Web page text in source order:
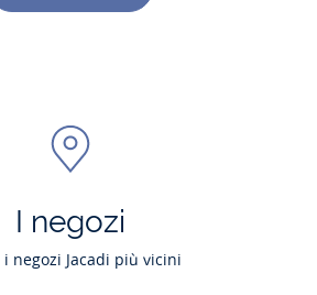
I negozi
i negozi Jacadi più vicini